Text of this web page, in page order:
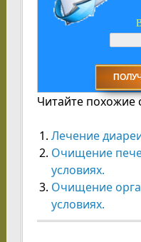
Читайте похожие
Лечение
Очищение
условиях.
Очищение
условиях.